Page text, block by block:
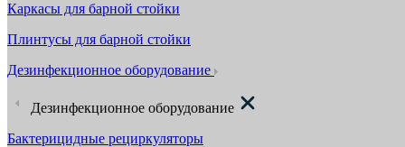
Каркасы для барной стойки
Плинтусы для барной стойки
Дезинфекционное оборудование
Дезинфекционное оборудование
Бактерицидные рециркуляторы